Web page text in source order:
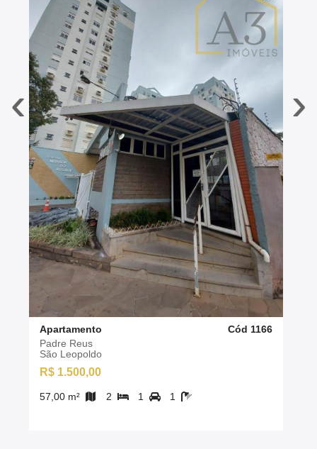
‹
Apartamento
Cód 1166
Padre Reus
São Leopoldo
R$ 1.500,00
57,00 m² 2 1 1
›